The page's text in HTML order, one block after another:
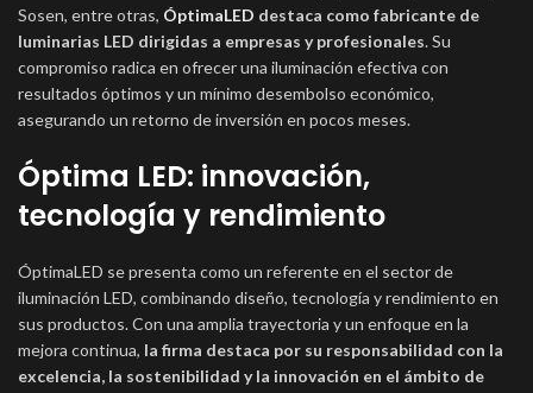
Sosen, entre otras, ÓptimaLED destaca como fabricante de
luminarias LED dirigidas a empresas y profesionales. Su
compromiso radica en ofrecer una iluminación efectiva con
resultados óptimos y un mínimo desembolso económico,
asegurando un retorno de inversión en pocos meses.
Óptima LED: innovación,
tecnología y rendimiento
ÓptimaLED se presenta como un referente en el sector de
iluminación LED, combinando diseño, tecnología y rendimiento en
sus productos. Con una amplia trayectoria y un enfoque en la
mejora continua, la firma destaca por su responsabilidad con la
excelencia, la sostenibilidad y la innovación en el ámbito de